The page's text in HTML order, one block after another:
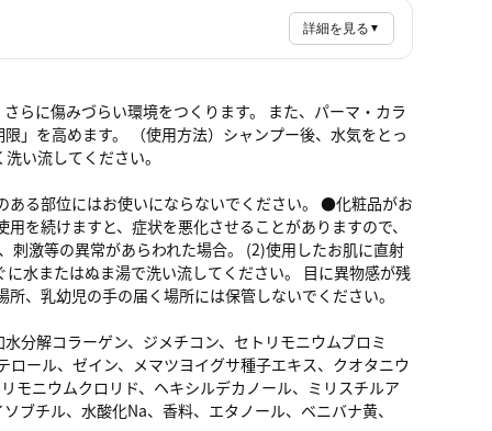
詳細を見る ▼
らに傷みづらい環境をつくります。 また、パーマ・カラ
」を高めます。 （使用方法）シャンプー後、水気をとっ
い流してください。
る部位にはお使いにならないでください。 ●化粧品がお
を続けますと、症状を悪化させることがありますので、
激等の異常があらわれた場合。 (2)使用したお肌に直射
水またはぬま湯で洗い流してください。 目に異物感が残
、乳幼児の手の届く場所には保管しないでください。
分解コラーゲン、ジメチコン、セトリモニウムブロミ
ール、ゼイン、メマツヨイグサ種子エキス、クオタニウ
モニウムクロリド、ヘキシルデカノール、ミリスチルア
ブチル、水酸化Na、香料、エタノール、ベニバナ黄、